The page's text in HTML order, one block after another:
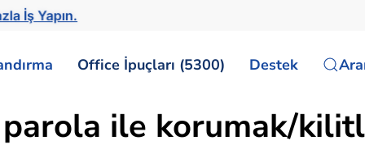
İş Yapın.
Office İpuçları (5300) Destek
ile korumak/